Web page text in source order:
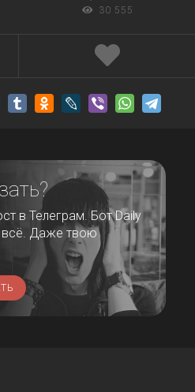
30 555
в Телеграм. Бот Daily
всё. Даже твою